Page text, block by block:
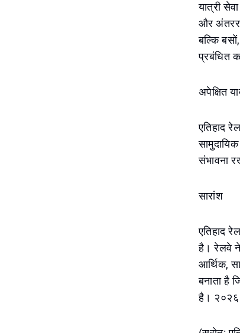
यात्री
और
बल्कि
प्रबंधित
अपेक्षित
एतिहाद
संभावना
सारांश
एतिहाद
है। रेलवे
आर्थिक,
बनाता है
है। २०२६